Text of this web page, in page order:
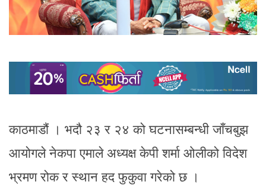
काठमाडौं । भदौ २३ र २४ को घटनासम्बन्धी जाँचबुझ
आयोगले नेकपा एमाले अध्यक्ष केपी शर्मा ओलीको विदेश
भ्रमण रोक र स्थान हद फुकुवा गरेको छ ।